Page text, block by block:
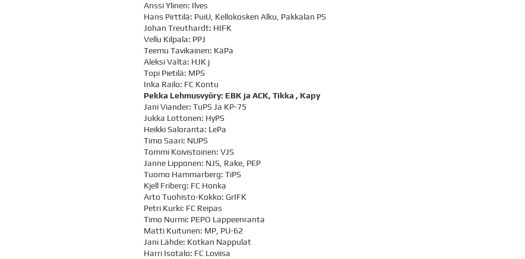
Anssi Ylinen: Ilves
Hans Pirttilä: PuiU, Kellokosken Alku, Pakkalan PS
Johan Treuthardt: HIFK
Vellu Kilpala: PPJ
Teemu Tavikainen: KäPa
Aleksi Valta: HJK j
Topi Pietilä: MPS
Inka Railo: FC Kontu
Pekka Lehmusvyöry: EBK ja ACK, Tikka , Kapy
Jani Viander: TuPS Ja KP-75
Jukka Lottonen: HyPS
Heikki Saloranta: LePa
Timo Saari: NUPS
Tommi Koivistoinen: VJS
Janne Lipponen: NJS, Rake, PEP
Tuomo Hammarberg: TiPS
Kjell Friberg: FC Honka
Arto Tuohisto-Kokko: GrIFK
Petri Kurki: FC Reipas
Timo Nurmi: PEPO Lappeenranta
Matti Kuitunen: MP, PU-62
Jani Lähde: Kotkan Nappulat
Harri Isotalo: FC Loviisa